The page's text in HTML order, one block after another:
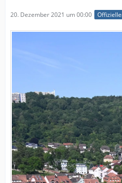
20. Dezember 2021 um 00:00